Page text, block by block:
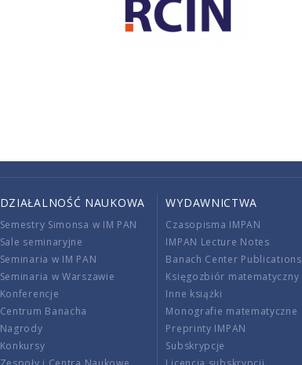
DZIAŁALNOŚĆ NAUKOWA
Semestry Simonsa w IM PAN
Sale seminaryjne
Seminaria w IM PAN
Seminaria w Warszawie
Konferencje
Centrum Banacha
Nagrody
Konkursy
WYDAWNICTWA
Czasopisma IMPAN
IMPAN Lecture Notes
Banach Center Publications
Księgozbiór matematyczny
Inne książki
Monografie matematyczne
Preprinty IMPAN
Subskrypcje